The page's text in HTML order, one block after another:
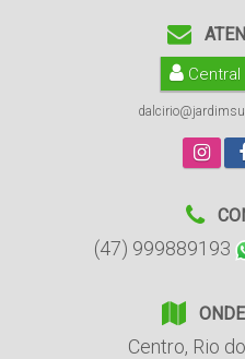
(47) 999889193
Centro, Rio